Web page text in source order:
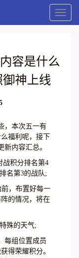
Toggle
容是什么
神上线
，本次五一有
福利呢，接下
内容汇总。
战积分排名第4
名第3的战队;
，布置好每一
的情况，将在
殊的天气;
每组位置成员
得荣耀积分。